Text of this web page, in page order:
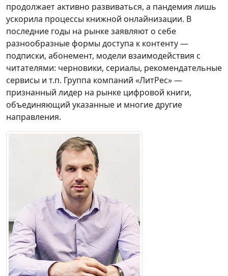
продолжает активно развиваться, а пандемия лишь
ускорила процессы книжной онлайнизации. В
последние годы на рынке заявляют о себе
разнообразные формы доступа к контенту —
подписки, абонемент, модели взаимодействия с
читателями: черновики, сериалы, рекомендательные
сервисы и т.п. Группа компаний «ЛитРес» —
признанный лидер на рынке цифровой книги,
объединяющий указанные и многие другие
направления.